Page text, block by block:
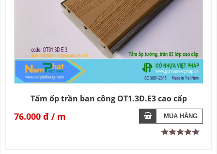
Tấm ốp trần ban công OT1.3D.E3 cao cấp
76.000 đ